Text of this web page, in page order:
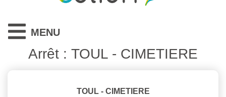
MENU
Arrêt : TOUL - CIMETIERE
TOUL - CIMETIERE